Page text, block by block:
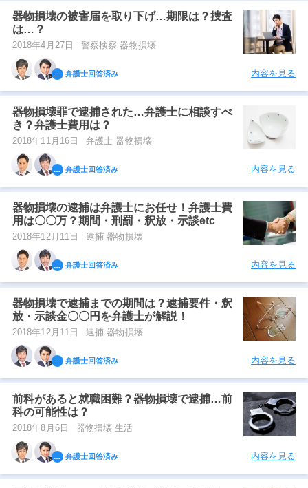
器物損壊の被害届を取り下げ…期限は？捜査
は…？
2018年4月27日 警察検察 器物損壊
弁護士回答済み 内容を見る
器物損壊罪で逮捕された…弁護士に相談すべ
き？弁護士費用は？
2018年11月16日 弁護士 器物損壊
弁護士回答済み 内容を見る
器物損壊の逮捕は弁護士にお任せ！弁護士費
用は〇〇万？期間・刑罰・釈放・示談etc
2018年12月11日 逮捕 器物損壊
弁護士回答済み 内容を見る
器物損壊で逮捕までの期間は？逮捕要件・釈
放・示談金〇〇円を弁護士が解説！
2018年12月11日 逮捕 器物損壊
弁護士回答済み 内容を見る
前科があると就職困難？器物損壊で逮捕…前
科の可能性は？
2018年8月6日 器物損壊 生活
弁護士回答済み 内容を見る